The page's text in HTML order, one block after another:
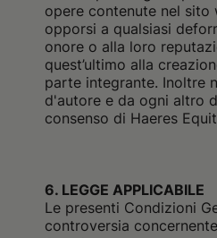
opere contenute nel
opporsi a qualsiasi
onore o alla loro
quest’ultimo alla
parte integrante. Inoltre
d'autore e da ogni altro
consenso di Haeres
6. LEGGE APPLICABILE
Le presenti Condizioni
controversia